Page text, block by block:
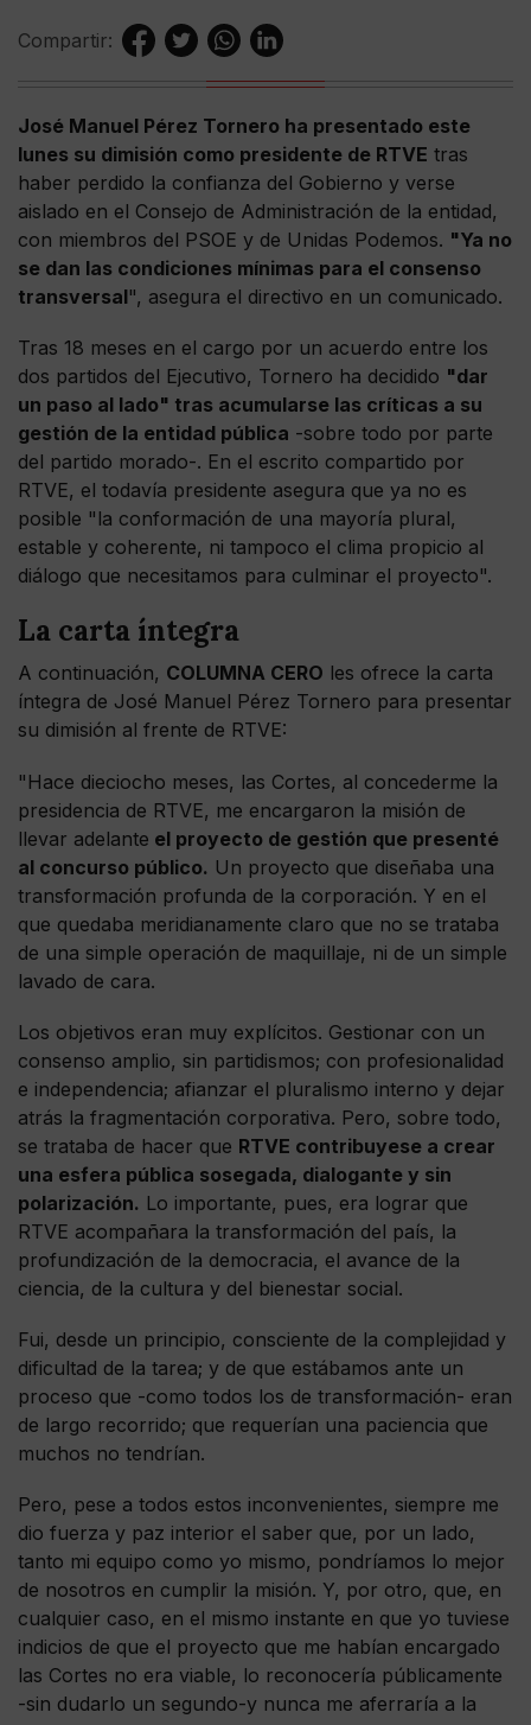
Compartir:
José Manuel Pérez Tornero ha presentado este
lunes su dimisión como presidente de RTVE tras
haber perdido la confianza del Gobierno y verse
aislado en el Consejo de Administración de la entidad,
con miembros del PSOE y de Unidas Podemos. "Ya no
se dan las condiciones mínimas para el consenso
transversal", asegura el directivo en un comunicado.
Tras 18 meses en el cargo por un acuerdo entre los
dos partidos del Ejecutivo, Tornero ha decidido "dar
un paso al lado" tras acumularse las críticas a su
gestión de la entidad pública -sobre todo por parte
del partido morado-. En el escrito compartido por
RTVE, el todavía presidente asegura que ya no es
posible "la conformación de una mayoría plural,
estable y coherente, ni tampoco el clima propicio al
diálogo que necesitamos para culminar el proyecto".
La carta íntegra
A continuación, COLUMNA CERO les ofrece la carta
íntegra de José Manuel Pérez Tornero para presentar
su dimisión al frente de RTVE:
"Hace dieciocho meses, las Cortes, al concederme la
presidencia de RTVE, me encargaron la misión de
llevar adelante el proyecto de gestión que presenté
al concurso público. Un proyecto que diseñaba una
transformación profunda de la corporación. Y en el
que quedaba meridianamente claro que no se trataba
de una simple operación de maquillaje, ni de un simple
lavado de cara.
Los objetivos eran muy explícitos. Gestionar con un
consenso amplio, sin partidismos; con profesionalidad
e independencia; afianzar el pluralismo interno y dejar
atrás la fragmentación corporativa. Pero, sobre todo,
se trataba de hacer que RTVE contribuyese a crear
una esfera pública sosegada, dialogante y sin
polarización. Lo importante, pues, era lograr que
RTVE acompañara la transformación del país, la
profundización de la democracia, el avance de la
ciencia, de la cultura y del bienestar social.
Fui, desde un principio, consciente de la complejidad y
dificultad de la tarea; y de que estábamos ante un
proceso que -como todos los de transformación- eran
de largo recorrido; que requerían una paciencia que
muchos no tendrían.
Pero, pese a todos estos inconvenientes, siempre me
dio fuerza y paz interior el saber que, por un lado,
tanto mi equipo como yo mismo, pondríamos lo mejor
de nosotros en cumplir la misión. Y, por otro, que, en
cualquier caso, en el mismo instante en que yo tuviese
indicios de que el proyecto que me habían encargado
las Cortes no era viable, lo reconocería públicamente
-sin dudarlo un segundo-y nunca me aferraría a la